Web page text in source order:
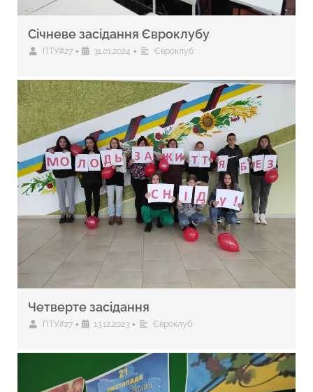
Січневе засідання Євроклубу
ПТУ#27 • 31.01.2024 • Євроклуб
Четверте засідання
ПТУ#27 • 13.12.2023 • Євроклуб